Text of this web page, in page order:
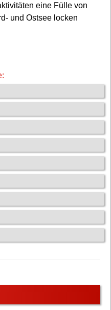
eine Fülle von
und Ostsee locken